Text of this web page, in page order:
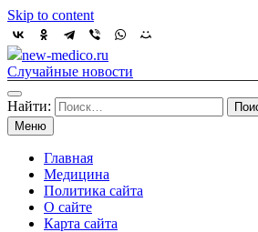
Skip to content
new-medico.ru
Случайные новости
Найти:
Меню
Главная
Медицина
Политика сайта
О сайте
Карта сайта